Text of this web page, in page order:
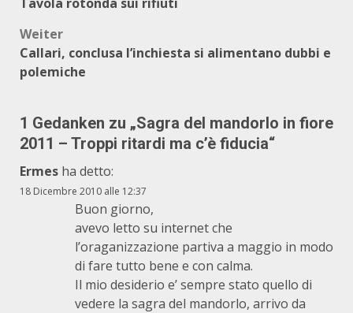
Weiter
Callari, conclusa l’inchiesta si alimentano dubbi e
polemiche
1 Gedanken zu „Sagra del mandorlo in fiore
2011 – Troppi ritardi ma c’è fiducia“
Ermes ha detto:
18 Dicembre 2010 alle 12:37
Buon giorno,
avevo letto su internet che
l’oraganizzazione partiva a maggio in modo
di fare tutto bene e con calma.
Il mio desiderio e’ sempre stato quello di
vedere la sagra del mandorlo, arrivo da